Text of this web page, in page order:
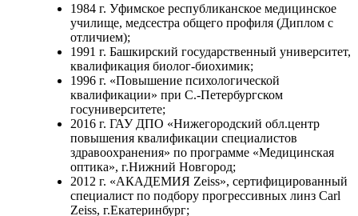
1984 г. Уфимское республиканское медицинское
училище, медсестра общего профиля (Диплом с
отличием);
1991 г. Башкирский государственный университет,
квалификация биолог-биохимик;
1996 г. «Повышение психологической
квалификации» при С.-Петербургском
госуниверситете;
2016 г. ГАУ ДПО «Нижегородский обл.центр
повышения квалификации специалистов
здравоохранения» по программе «Медицинская
оптика», г.Нижний Новгород;
2012 г. «АКАДЕМИЯ Zeiss», сертифицированный
специалист по подбору прогрессивных линз Carl
Zeiss, г.Екатеринбург;